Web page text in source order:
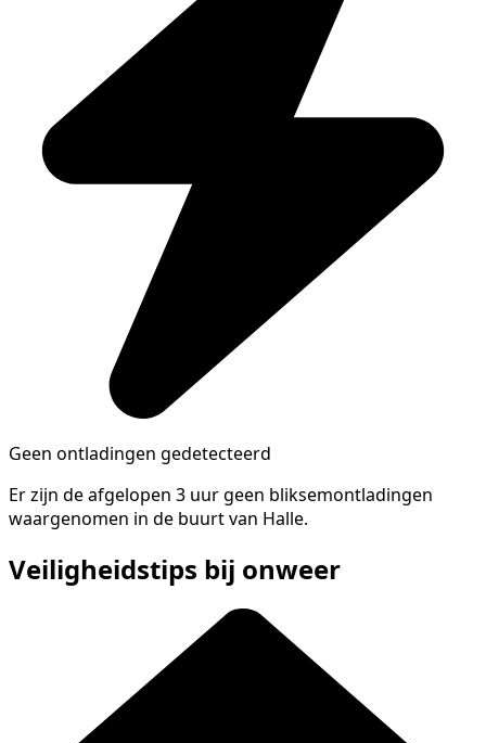
Geen ontladingen gedetecteerd
Er zijn de afgelopen 3 uur geen bliksemontladingen
waargenomen in de buurt van Halle.
Veiligheidstips bij onweer